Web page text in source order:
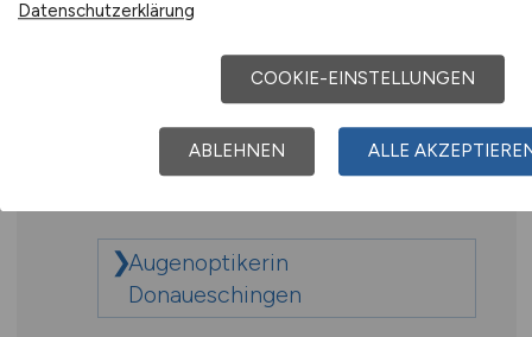
Augenoptiker Donaueschingen
Augenoptiker/in
Donaueschingen
Augenoptikerin
Donaueschingen
Datenschutzerklärung
COOKIE-EINSTELLUNGEN
ABLEHNEN ALLE